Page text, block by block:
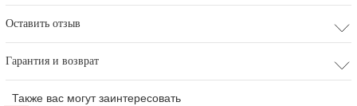
Оставить отзыв
Гарантия и возврат
Также вас могут заинтересовать